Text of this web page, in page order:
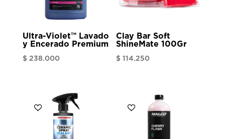
Ultra-Violet™ Lavado
y Encerado Premium
$ 238.000
Clay Bar Soft
ShineMate 100Gr
$ 114.250